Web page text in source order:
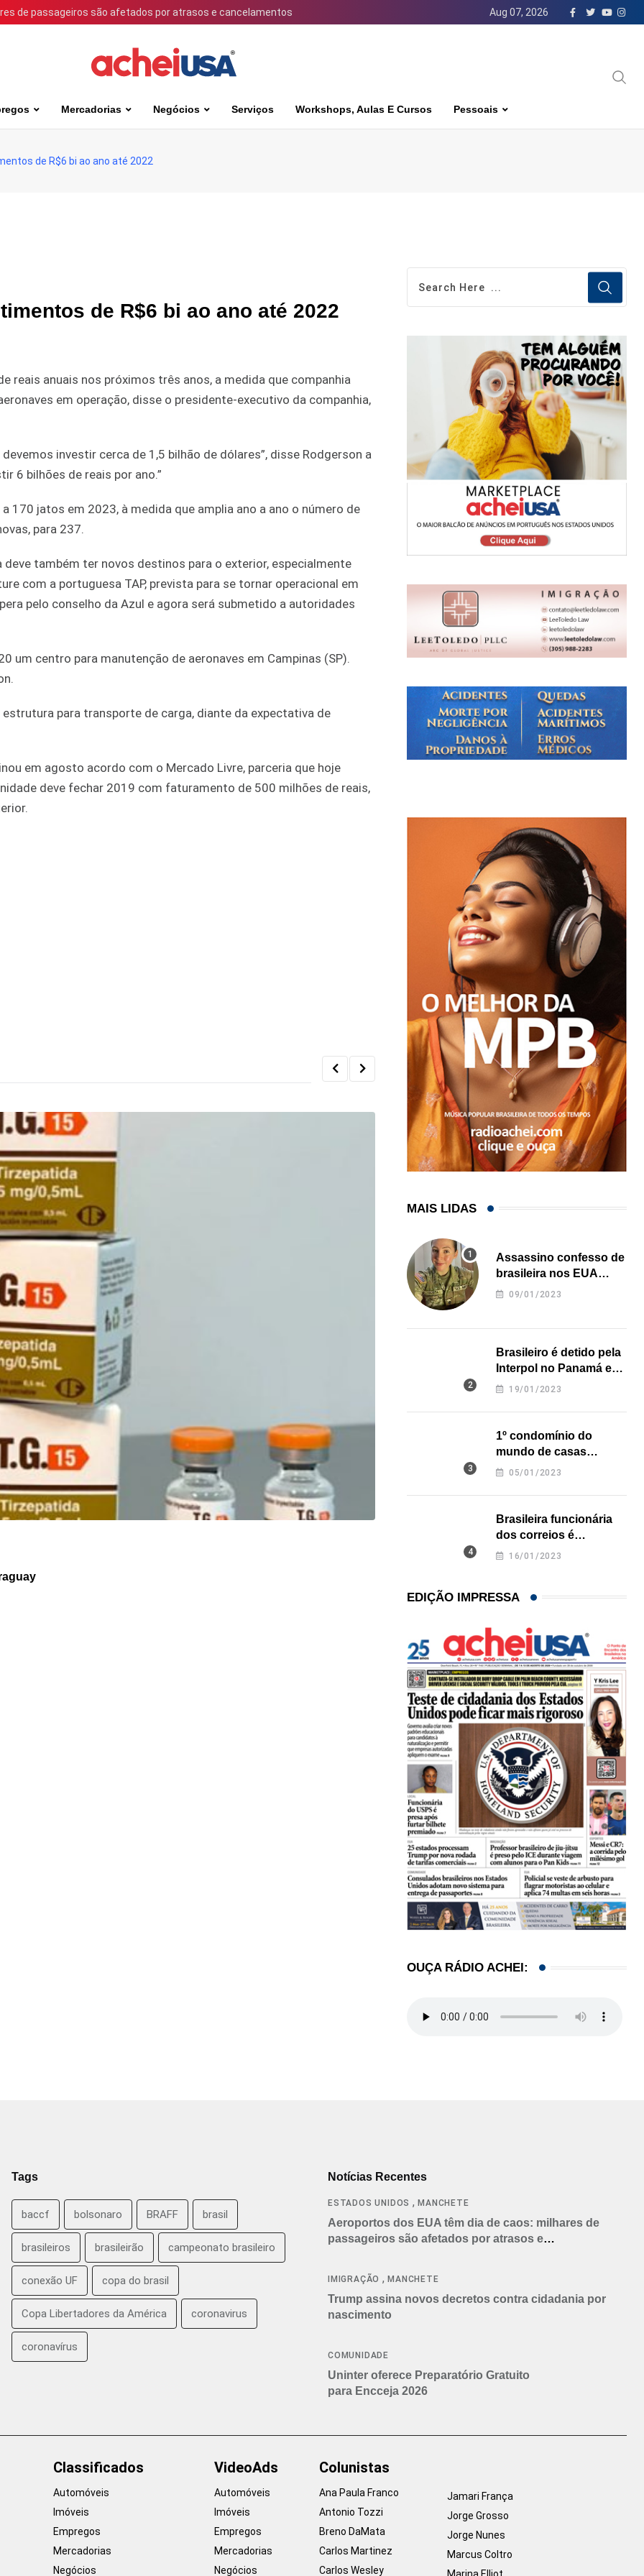
de passageiros são afetados por atrasos e cancelamentos Aug 07, 2026
Mercadorias Negócios Serviços Workshops, Aulas E Cursos Pessoais
de R$6 bi ao ano até 2022
de R$6 bi ao ano até 2022
reais anuais nos próximos três anos, a medida que companhia
em operação, disse o presidente-executivo da companhia,
investir cerca de 1,5 bilhão de dólares”, disse Rodgerson a
6 bilhões de reais por ano.”
170 jatos em 2023, à medida que amplia ano a ano o número de
para 237.
também ter novos destinos para o exterior, especialmente
com a portuguesa TAP, prevista para se tornar operacional em
pelo conselho da Azul e agora será submetido a autoridades
um centro para manutenção de aeronaves em Campinas (SP).
para transporte de carga, diante da expectativa de
em agosto acordo com o Mercado Livre, parceria que hoje
deve fechar 2019 com faturamento de 500 milhões de reais,
31/07/2026
MAIS LIDAS
Assassino confesso de
brasileira nos EUA
revela onde deixou o
09/01/2023
Brasileiro é detido pela
Interpol no Panamá e
pode pegar prisão
19/01/2023
1º condomínio do
mundo de casas
impressas em 3D é
05/01/2023
Brasileira funcionária
dos correios é
assassinada a facadas
16/01/2023
EDIÇÃO IMPRESSA
OUÇA RÁDIO ACHEI:
Tags
baccf bolsonaro BRAFF brasil
brasileiros brasileirão campeonato brasileiro
conexão UF copa do brasil
Copa Libertadores da América coronavirus
coronavírus
Notícias Recentes
ESTADOS UNIDOS ,MANCHETE
Aeroportos dos EUA têm dia de caos: milhares de
passageiros são afetados por atrasos e
IMIGRAÇÃO ,MANCHETE
Trump assina novos decretos contra cidadania por
nascimento
COMUNIDADE
Uninter oferece Preparatório Gratuito
para Encceja 2026
Classificados
Automóveis
Imóveis
Empregos
Mercadorias
Negócios
VideoAds
Automóveis
Imóveis
Empregos
Mercadorias
Negócios
Colunistas
Ana Paula Franco
Antonio Tozzi
Breno DaMata
Carlos Martinez
Carlos Wesley
Jamari França
Jorge Grosso
Jorge Nunes
Marcus Coltro